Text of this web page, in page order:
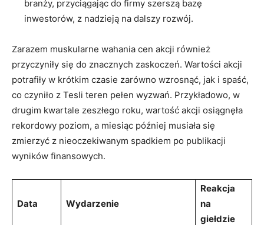
branży, przyciągając do firmy szerszą bazę
inwestorów, z nadzieją na dalszy rozwój.
Zarazem muskularne wahania cen akcji również
przyczyniły się do znacznych zaskoczeń. Wartości akcji
potrafiły w krótkim czasie zarówno wzrosnąć,‌ jak i spaść,
co czyniło z ⁣Tesli teren pełen wyzwań. ​Przykładowo, w
drugim kwartale zeszłego roku, wartość akcji osiągnęła
rekordowy poziom, a miesiąc​ później musiała się
zmierzyć z nieoczekiwanym spadkiem po publikacji
wyników finansowych.
Data Wydarzenie
Reakcja
na
giełdzie